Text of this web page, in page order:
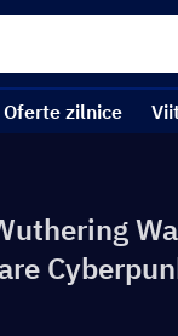
Oferte zilnice